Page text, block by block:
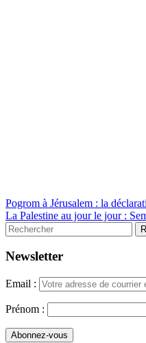
Pogrom à Jérusalem : la
La Palestine au jour le jour :
Newsletter
Email :
Prénom :